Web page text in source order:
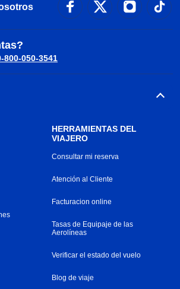
800-050-3541
HERRAMIENTAS DEL
VIAJERO
Consultar mi reserva
Atención al Cliente
Facturacion online
Tasas de Equipaje de las
Aerolíneas
Verificar el estado del vuelo
Blog de viaje